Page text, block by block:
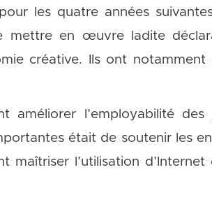
les quatre années
mettre en œuvre ladite
créative. Ils ont
l’employabilité des
était de soutenir les
maîtriser l’utilisation